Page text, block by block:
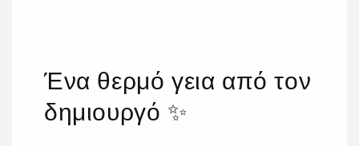
Ένα θερμό γεια από τον
δημιουργό ✨